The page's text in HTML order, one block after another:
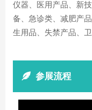
仪器、医用产品、新
备、急诊类、减肥产
生用品、失禁产品、
参展流程